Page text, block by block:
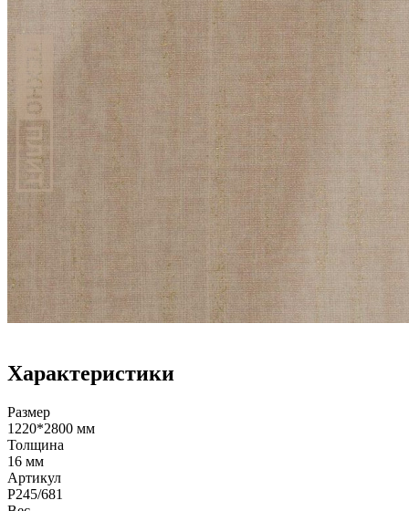
Характеристики
Размер
1220*2800 мм
Толщина
16 мм
Артикул
Р245/681